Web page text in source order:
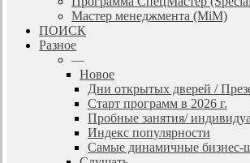
Мастер менеджмента (MiM)
ПОИСК
Разное
—
Новое
Дни открытых дверей /
Старт программ в 2026 г.
Пробные занятия/
Индекс популярности
Самые динамичные бизнес-